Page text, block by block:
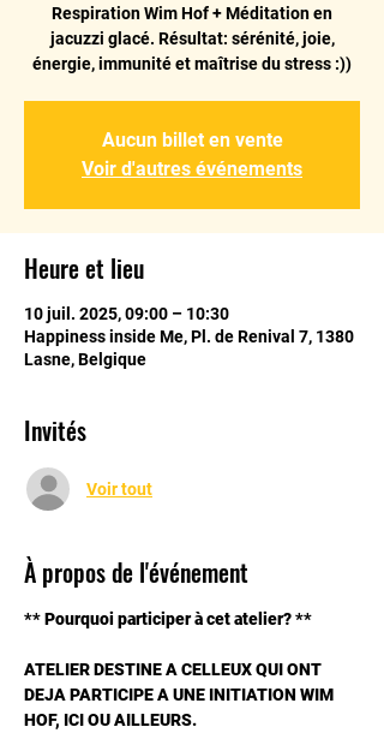
Respiration Wim Hof + Méditation en
jacuzzi glacé. Résultat: sérénité, joie,
énergie, immunité et maîtrise du stress :))
Aucun billet en vente
Voir d'autres événements
Heure et lieu
10 juil. 2025, 09:00 – 10:30
Happiness inside Me, Pl. de Renival 7, 1380
Lasne, Belgique
Invités
Voir tout
À propos de l'événement
** Pourquoi participer à cet atelier? **
ATELIER DESTINE A CELLEUX QUI ONT
DEJA PARTICIPE A UNE INITIATION WIM
HOF, ICI OU AILLEURS.